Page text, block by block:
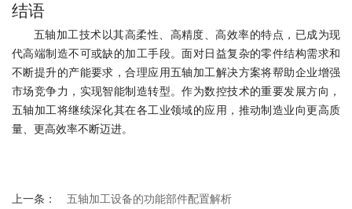
结语
五轴加工技术以其高柔性、高精度、高效率的特点，已成为现
代高端制造不可或缺的加工手段。面对日益复杂的零件结构需求和
不断提升的产能要求，合理应用五轴加工解决方案将帮助企业增强
市场竞争力，实现智能制造转型。作为数控技术的重要发展方向，
五轴加工将继续深化其在各工业领域的应用，推动制造业向更高质
量、更高效率不断迈进。
上一条：
五轴加工设备的功能部件配置解析